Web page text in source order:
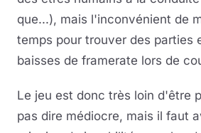
que...), mais l'inconvénient de
temps pour trouver des parties
baisses de framerate lors de
Le jeu est donc très loin d'être
pas dire médiocre, mais il faut